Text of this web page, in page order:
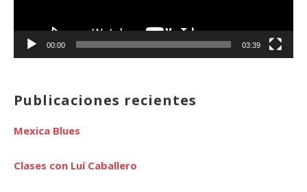
00:00 03:39
Publicaciones recientes
Mexica Blues
Clases con Luí Caballero